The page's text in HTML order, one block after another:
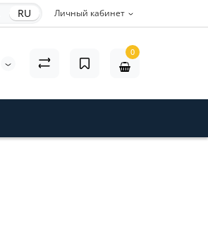
Личный кабинет
RU
0